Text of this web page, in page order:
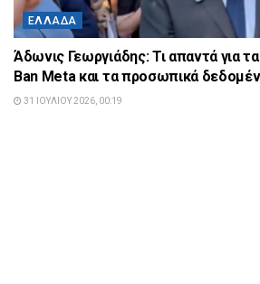
ΕΛΛΆΔΑ
Άδωνις Γεωργιάδης: Τι απαντά για
Ban Meta και τα προσωπικά
31 ΙΟΥΛΊΟΥ 2026, 00:19